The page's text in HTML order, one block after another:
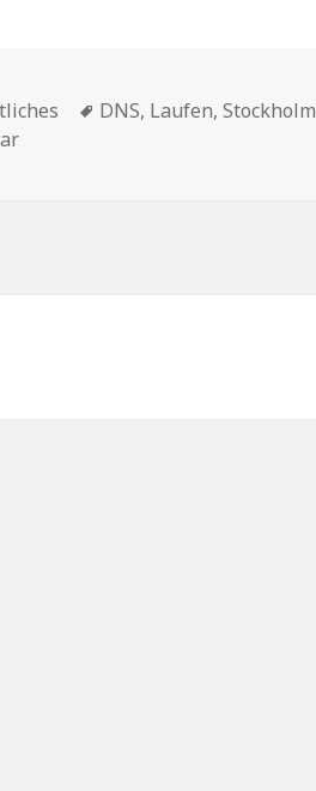
Schlagwörter
DNS, Laufen,Stockholm
zu Zurückgezogen